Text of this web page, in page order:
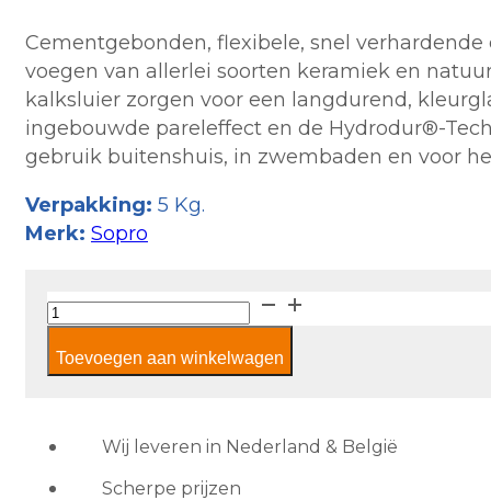
Cementgebonden, flexibele, snel
voegen van allerlei soorten keramiek en
kalksluier zorgen voor een langdurend,
ingebouwde pareleffect en de Hydrodur®-
gebruik buitenshuis, in zwembaden en voor
Verpakking: 5 Kg.
Merk: Sopro
Sopro
DF
10
lichtgrijs
Toevoegen aan winkelwagen
Wij leveren in Nederland & België
Scherpe prijzen